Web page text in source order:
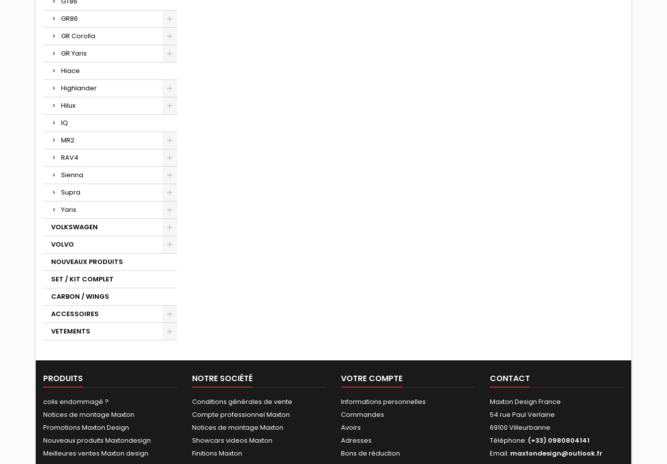
GR86
GR Corolla
GR Yaris
Hiace
Highlander
Hilux
IQ
MR2
RAV4
Sienna
Supra
Yaris
VOLKSWAGEN
VOLVO
NOUVEAUX PRODUITS
SET / KIT COMPLET
CARBON / WINGS
ACCESSOIRES
VETEMENTS
PRODUITS
colis endommagé ?
Notices de montage Maxton
Promotions Maxton Design
Nouveaux produits Maxtondesign
Meilleures ventes Maxton design
NOTRE SOCIÉTÉ
Conditions générales de vente
Compte professionnel Maxton
Notices de montage Maxton
Showcars videos Maxton
Finitions Maxton
VOTRE COMPTE
Informations personnelles
Commandes
Avoirs
Adresses
Bons de réduction
CONTACT
Maxton Design France
54 rue Paul Verlaine
69100 Villeurbanne
Téléphone: (+33) 0980804141
Email: maxtondesign@outlook.fr